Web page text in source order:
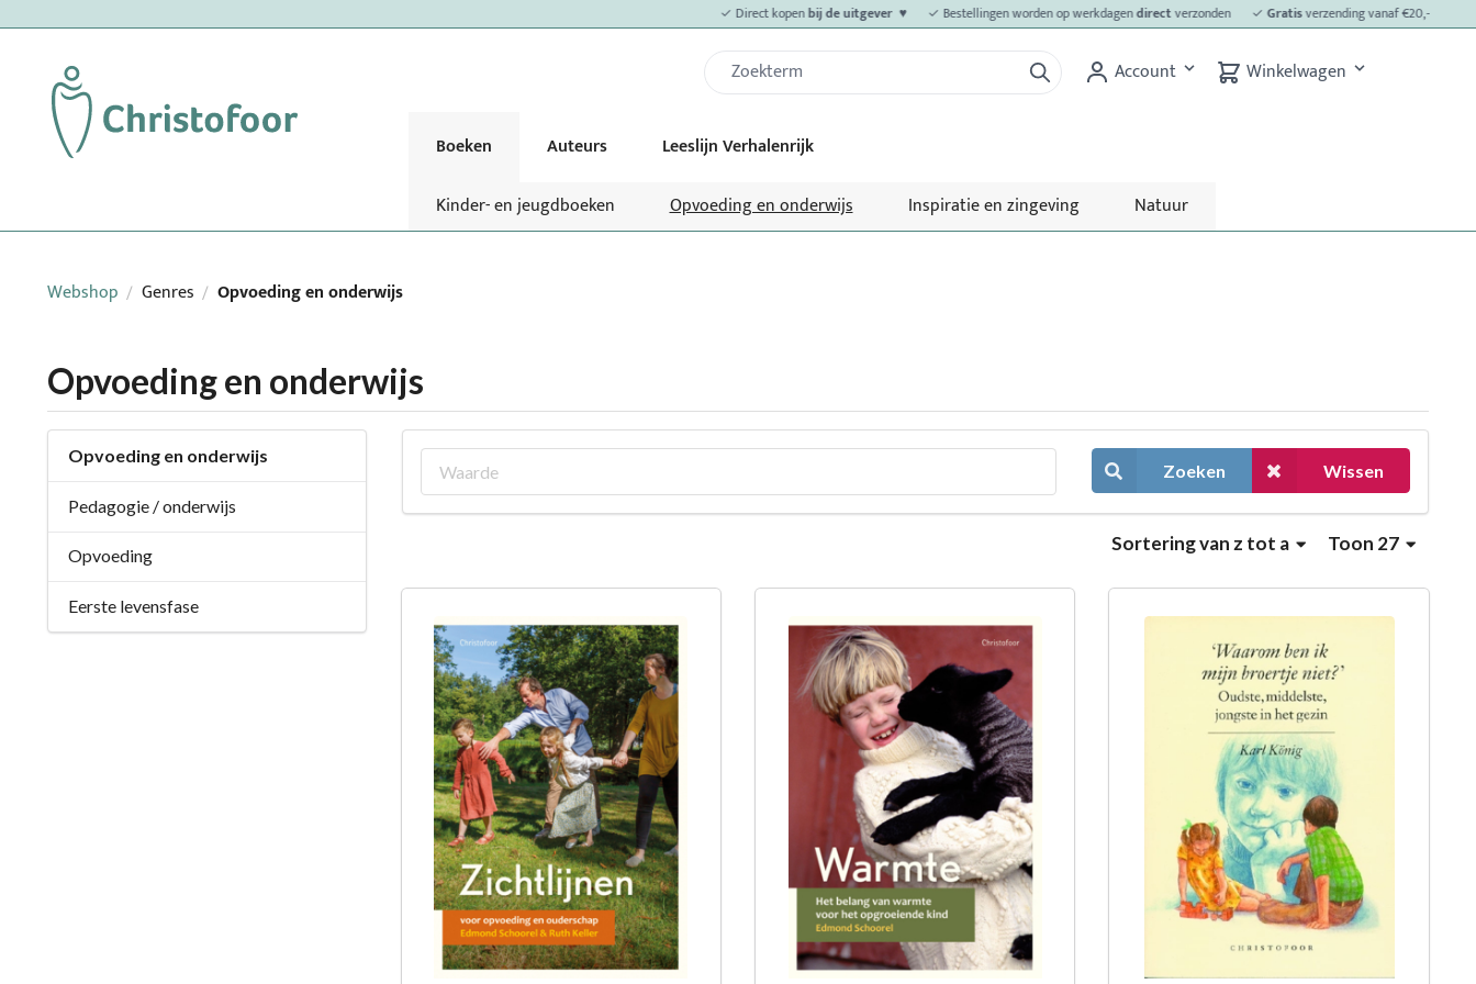
✓ Direct kopenbij de uitgever ♥ ✓ Bestellingen worden op werkdagendirectverzonden ✓Gratisverzending vanaf €20,-
Account Winkelwagen
Boeken Auteurs
Leeslijn Verhalenrijk
Kinder- en jeugdboeken
Opvoeding en onderwijs Inspiratie en zingeving Natuur
Webshop / Genres / Opvoeding en onderwijs
Opvoeding en onderwijs
Opvoeding en onderwijs
Pedagogie / onderwijs
Opvoeding
Eerste levensfase
Zoeken Wissen
Toon 27
Sorteringvan z tot a